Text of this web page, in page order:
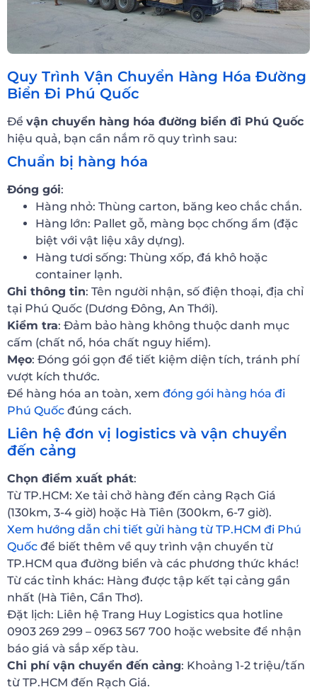
Quy Trình Vận Chuyển Hàng Hóa Đường
Biển Đi Phú Quốc
Để vận chuyển hàng hóa đường biển đi Phú Quốc
hiệu quả, bạn cần nắm rõ quy trình sau:
Chuẩn bị hàng hóa
Đóng gói:
Hàng nhỏ: Thùng carton, băng keo chắc chắn.
Hàng lớn: Pallet gỗ, màng bọc chống ẩm (đặc
biệt với vật liệu xây dựng).
Hàng tươi sống: Thùng xốp, đá khô hoặc
container lạnh.
Ghi thông tin: Tên người nhận, số điện thoại, địa chỉ
tại Phú Quốc (Dương Đông, An Thới).
Kiểm tra: Đảm bảo hàng không thuộc danh mục
cấm (chất nổ, hóa chất nguy hiểm).
Mẹo: Đóng gói gọn để tiết kiệm diện tích, tránh phí
vượt kích thước.
Để hàng hóa an toàn, xem đóng gói hàng hóa đi
Phú Quốc đúng cách.
Liên hệ đơn vị logistics và vận chuyển
đến cảng
Chọn điểm xuất phát:
Từ TP.HCM: Xe tải chở hàng đến cảng Rạch Giá
(130km, 3-4 giờ) hoặc Hà Tiên (300km, 6-7 giờ).
Xem hướng dẫn chi tiết gửi hàng từ TP.HCM đi Phú
Quốc để biết thêm về quy trình vận chuyển từ
TP.HCM qua đường biển và các phương thức khác!
Từ các tỉnh khác: Hàng được tập kết tại cảng gần
nhất (Hà Tiên, Cần Thơ).
Đặt lịch: Liên hệ Trang Huy Logistics qua hotline
0903 269 299 – 0963 567 700 hoặc website để nhận
báo giá và sắp xếp tàu.
Chi phí vận chuyển đến cảng: Khoảng 1-2 triệu/tấn
từ TP.HCM đến Rạch Giá.